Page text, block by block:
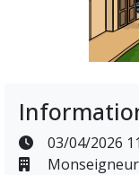
03/04/2026
Monseigneur